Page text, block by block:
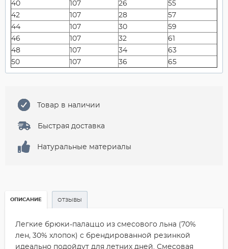
40
107 26
55
42
107 28
57
44
107 30
59
46
107 32
61
48
107 34
63
50
107 36 65
Товар в наличии
Быстрая доставка
Натуральные материалы
ОПИСАНИЕ ОТЗЫВЫ
Легкие брюки-палаццо из смесового льна (70%
лен, 30% хлопок) с брендированной резинкой
идеально подойдут для летних дней. Смесовая